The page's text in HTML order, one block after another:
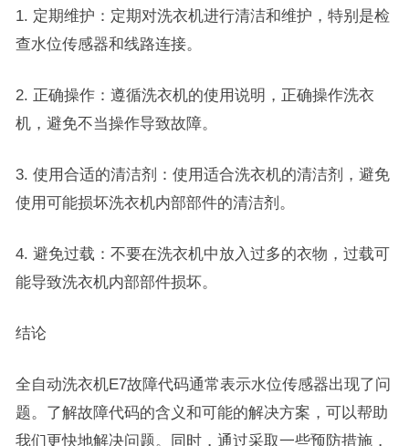
1. 定期维护：定期对洗衣机进行清洁和维护，特别是检
查水位传感器和线路连接。
2. 正确操作：遵循洗衣机的使用说明，正确操作洗衣
机，避免不当操作导致故障。
3. 使用合适的清洁剂：使用适合洗衣机的清洁剂，避免
使用可能损坏洗衣机内部部件的清洁剂。
4. 避免过载：不要在洗衣机中放入过多的衣物，过载可
能导致洗衣机内部部件损坏。
结论
全自动洗衣机E7故障代码通常表示水位传感器出现了问
题。了解故障代码的含义和可能的解决方案，可以帮助
我们更快地解决问题。同时，通过采取一些预防措施，